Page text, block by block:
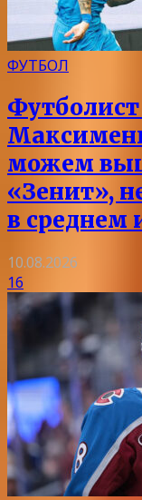
ФУТБОЛ
можем
«Зенит»,
в среднем
10.08.2026
16